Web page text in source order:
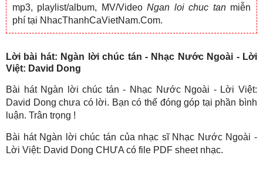
mp3, playlist/album, MV/VideoNgan loi chuc tanmiễn
phí tại NhacThanhCaVietNam.Com.
Lời bài hát: Ngàn lời chúc tán - Nhạc Nước Ngoài - Lời
Việt: David Dong
Bài hát Ngàn lời chúc tán - Nhạc Nước Ngoài - Lời Việt:
David Dong chưa có lời. Bạn có thể đóng góp tại phần bình
luận. Trân trọng !
Bài hát Ngàn lời chúc tán của nhạc sĩ Nhạc Nước Ngoài -
Lời Việt: David Dong CHƯA có file PDF sheet nhạc.